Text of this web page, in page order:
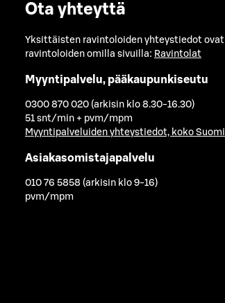
Ota yhteyttä
Yksittäisten ravintoloiden yhteystiedot ovat
ravintoloiden omilla sivuilla: Ravintolat
Myyntipalvelu, pääkaupunkiseutu
0300 870 020 (arkisin klo 8.30-16.30)
51 snt/min + pvm/mpm
Myyntipalveluiden yhteystiedot, koko Suomi
Asiakasomistajapalvelu
010 76 5858 (arkisin klo 9-16)
pvm/mpm